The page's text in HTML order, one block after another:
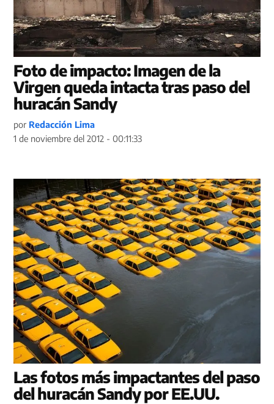
Foto de impacto: Imagen de la
Virgen queda intacta tras paso del
huracán Sandy
por Redacción Lima
1 de noviembre del 2012 - 00:11:33
Las fotos más impactantes del paso
del huracán Sandy por EE.UU.